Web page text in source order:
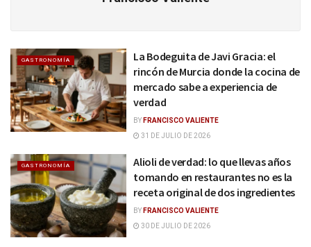
GASTRONOMÍA
La Bodeguita de Javi Gracia: el
rincón de Murcia donde la cocina de
mercado sabe a experiencia de
verdad
BY FRANCISCO VALIENTE
31 DE JULIO DE 2026
GASTRONOMÍA
Alioli de verdad: lo que llevas años
tomando en restaurantes no es la
receta original de dos ingredientes
BY FRANCISCO VALIENTE
30 DE JULIO DE 2026